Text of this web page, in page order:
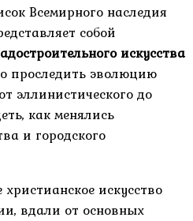
Всемирного наследия
собой
искусства
проследить эволюцию
эллинистического до
как менялись
и городского
искусство
вдали от основных